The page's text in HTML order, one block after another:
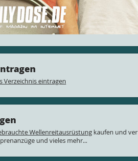
Verzeichnis eintragen
Wellenreitausrüstung kaufen und
und vieles mehr...